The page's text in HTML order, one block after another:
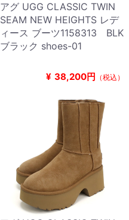
アグ UGG CLASSIC TWIN
SEAM NEW HEIGHTS レデ
ィース ブーツ1158313 BLK
ブラック shoes-01
¥ 38,200円 （税込）